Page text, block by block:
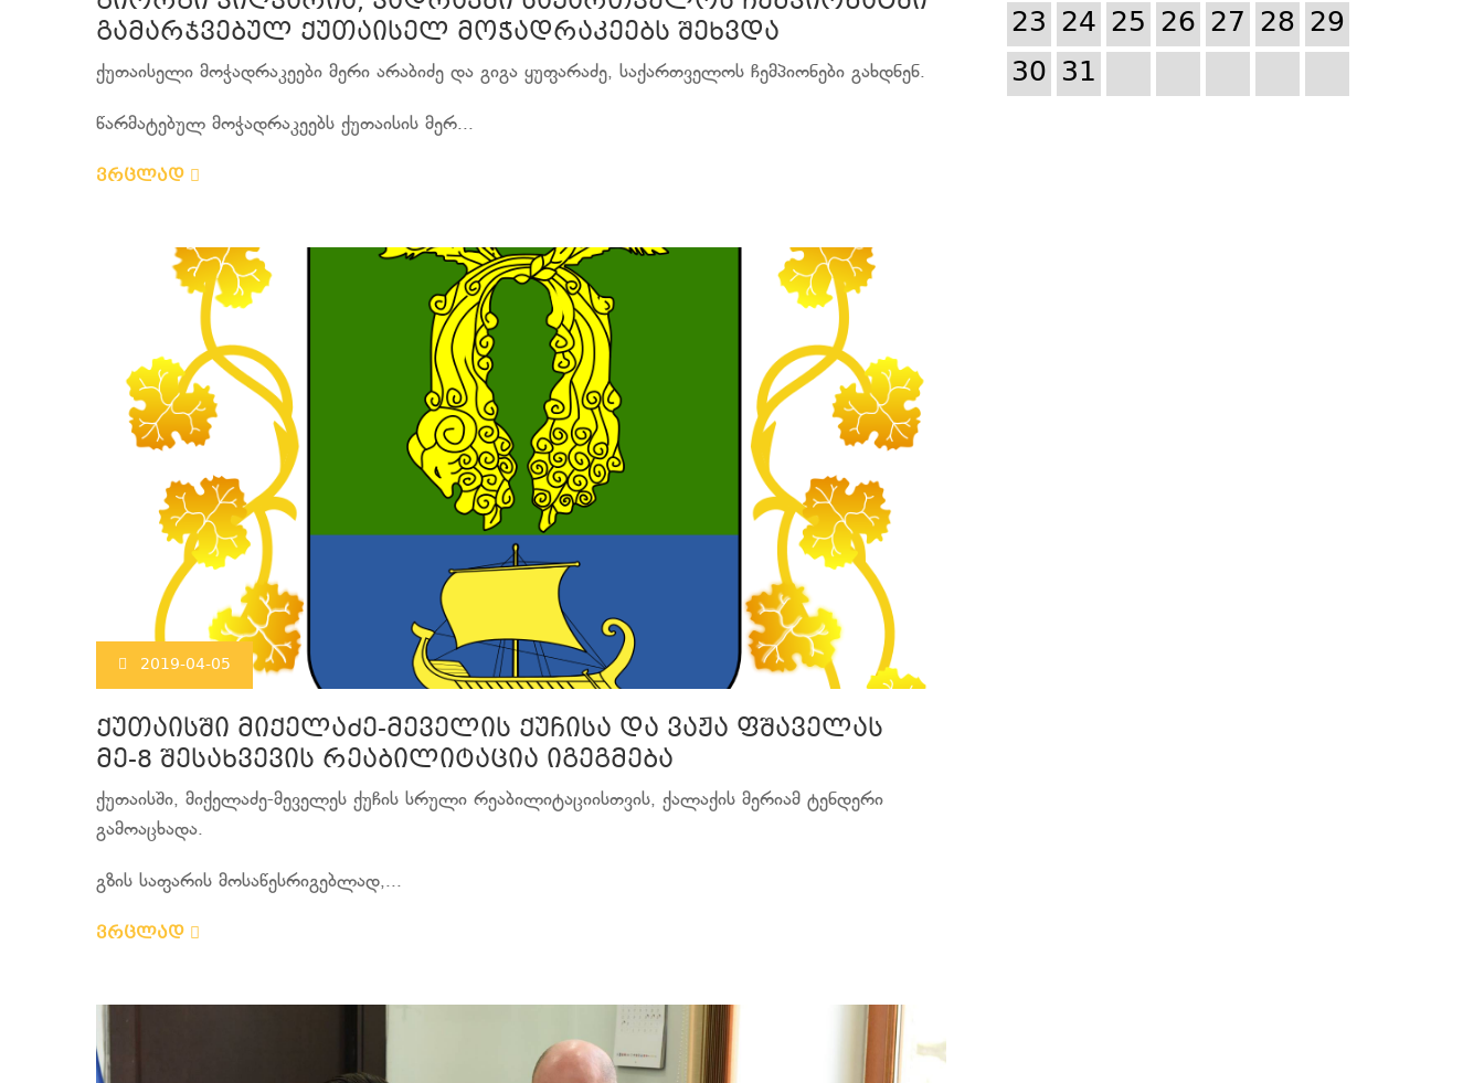
გამარჯვებულ ქუთაისელ მოჭადრაკეებს შეხვდა
ქუთაისელი მოჭადრაკეები მერი არაბიძე და გიგა ყუფარაძე, საქართველოს ჩემპიონები გახდნენ.
წარმატებულ მოჭადრაკეებს ქუთაისის მერ...
ვრცლად
2019-04-05
ქუთაისში მიქელაძე-მეველის ქუჩისა და ვაჟა ფშაველას
მე-8 შესახვევის რეაბილიტაცია იგეგმება
ქუთაისში, მიქელაძე-მეველეს ქუჩის სრული რეაბილიტაციისთვის, ქალაქის მერიამ ტენდერი
გამოაცხადა.
გზის საფარის მოსაწესრიგებლად,...
ვრცლად
23 24 25 26 27 28 29
30 31